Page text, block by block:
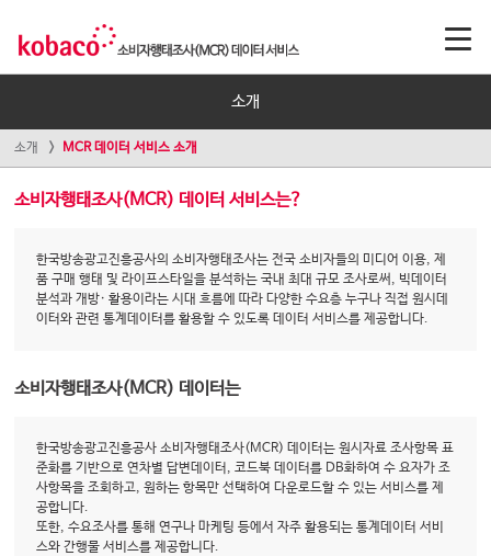
소개
소개 MCR 데이터 서비스 소개
소비자행태조사(MCR) 데이터 서비스는?
한국방송광고진흥공사의 소비자행태조사는 전국 소비자들의 미디어 이용, 제
품 구매 행태 및 라이프스타일을 분석하는 국내 최대 규모 조사로써, 빅데이터
분석과 개방· 활용이라는 시대 흐름에 따라 다양한 수요층 누구나 직접 원시데
이터와 관련 통계데이터를 활용할 수 있도록 데이터 서비스를 제공합니다.
소비자행태조사(MCR) 데이터는
한국방송광고진흥공사 소비자행태조사(MCR) 데이터는 원시자료 조사항목 표
준화를 기반으로 연차별 답변데이터, 코드북 데이터를 DB화하여 수 요자가 조
사항목을 조회하고, 원하는 항목만 선택하여 다운로드할 수 있는 서비스를 제
공합니다.
또한, 수요조사를 통해 연구나 마케팅 등에서 자주 활용되는 통계데이터 서비
스와 간행물 서비스를 제공합니다.